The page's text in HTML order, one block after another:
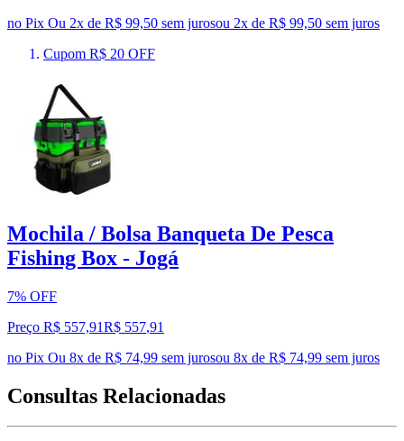
no Pix Ou 2x de R$ 99,50 sem jurosou 2x de R$ 99,50 sem juros
Cupom R$ 20 OFF
Mochila / Bolsa Banqueta De Pesca
Fishing Box - Jogá
7% OFF
Preço R$ 557,91R$ 557,91
no Pix Ou 8x de R$ 74,99 sem jurosou 8x de R$ 74,99 sem juros
Consultas Relacionadas